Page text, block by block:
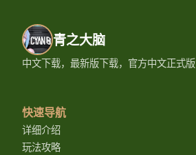
青之大脑
中文下载，最新版下载，官方中文正式版
快速导航
详细介绍
玩法攻略